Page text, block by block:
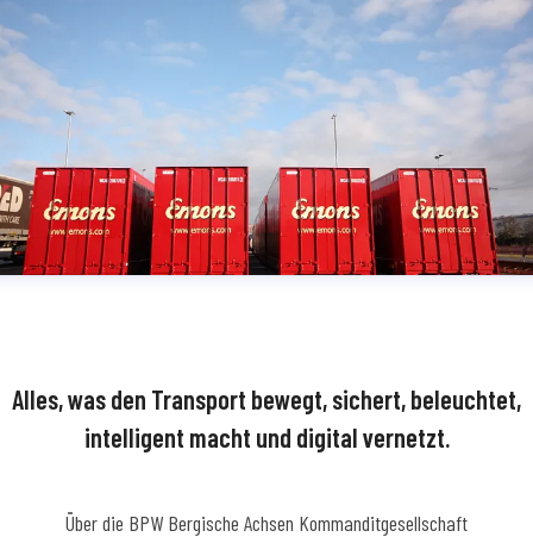
Alles, was den Transport bewegt, sichert, beleuchtet,
intelligent macht und digital vernetzt.
Über die BPW Bergische Achsen Kommanditgesellschaft